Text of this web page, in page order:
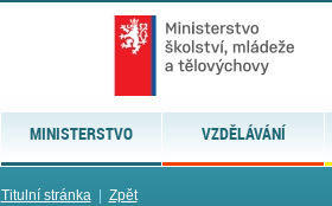
MINISTERSTVO VZDĚLÁVÁNÍ
Titulní stránka| Zpět